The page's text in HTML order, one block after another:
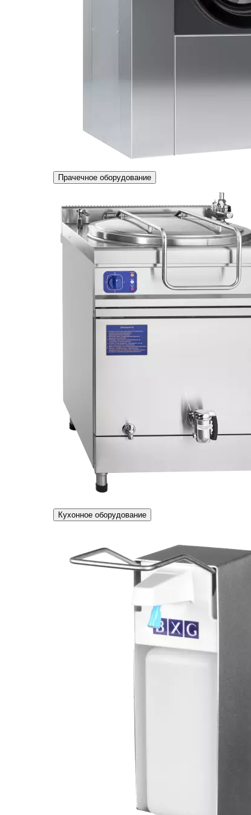
Прачечное оборудование
Кухонное оборудование